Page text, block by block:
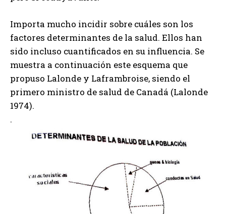
Importa mucho incidir sobre cuáles son los
factores determinantes de la salud. Ellos han
sido incluso cuantificados en su influencia. Se
muestra a continuación este esquema que
propuso Lalonde y Laframbroise, siendo el
primero ministro de salud de Canadá (Lalonde
1974).
.